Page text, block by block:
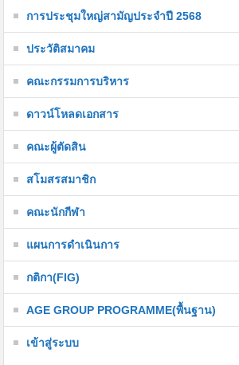
การประชุมใหญ่สามัญประจำปี 2568
ประวัติสมาคม
คณะกรรมการบริหาร
ดาวน์โหลดเอกสาร
คณะผู้ตัดสิน
สโมสรสมาชิก
คณะนักกีฬา
แผนการดำเนินการ
กติกา(FIG)
AGE GROUP PROGRAMME(พื้นฐาน)
เข้าสู่ระบบ